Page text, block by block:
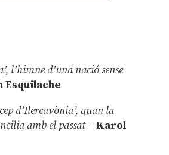
l’himne d’una nació sense
Esquilache
d’Ilercavònia’, quan la
amb el passat– Karol